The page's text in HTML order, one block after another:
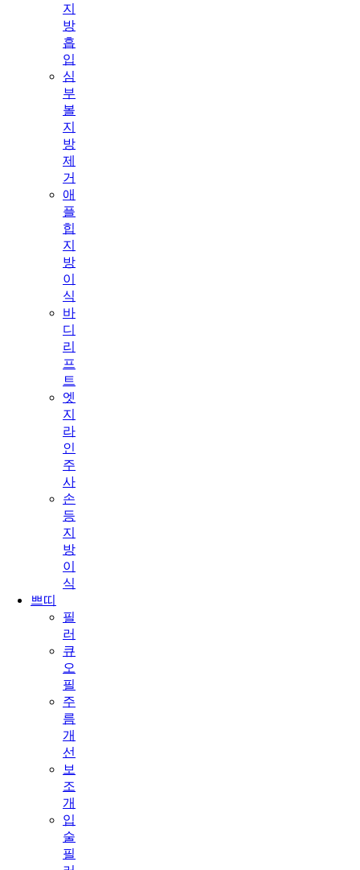
지
방
흡
입
심
부
볼
지
방
제
거
애
플
힙
지
방
이
식
바
디
리
프
트
엣
지
라
인
주
사
손
등
지
방
이
식
쁘띠
필
러
큐
오
필
주
름
개
선
보
조
개
입
술
필